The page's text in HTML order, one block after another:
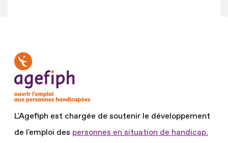
L'Agefiph est chargée de soutenir le développement
de l'emploi des personnes en situation de handicap.